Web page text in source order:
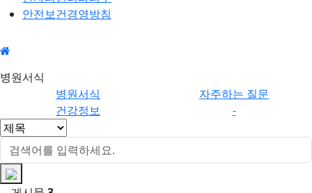
안전보건경영방침
식
병원서식
병원서식
자주하는 질문
건강정보
-